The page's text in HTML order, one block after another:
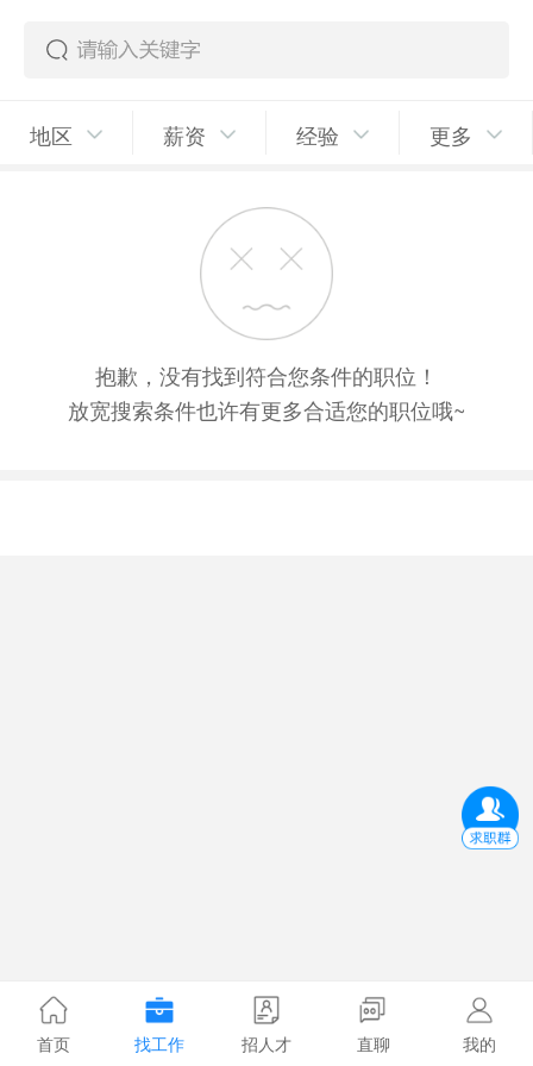
地区 薪资 经验 更多
抱歉，没有找到符合您条件的职位！
放宽搜索条件也许有更多合适您的职位哦~
首页 找工作 招人才 直聊 我的